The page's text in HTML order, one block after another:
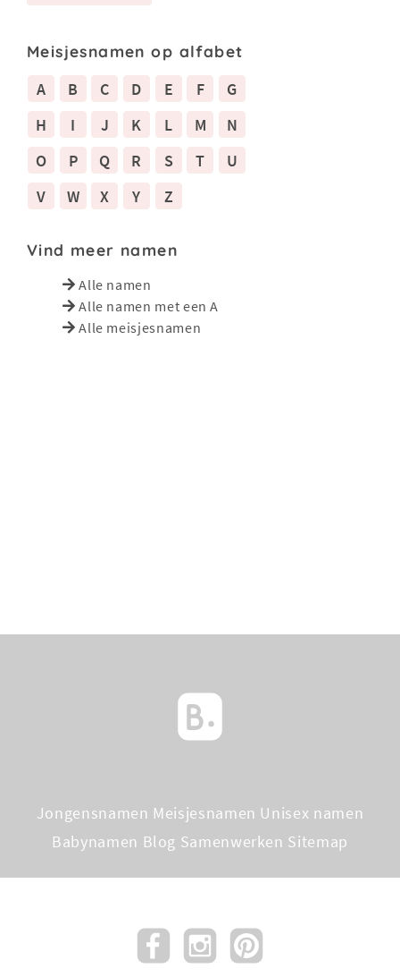
Meisjesnamen op alfabet
A B C D E F
G
H
I J K L M
N
O
P Q R S T
U
V
W X Y Z
Vind meer namen
Alle namen
Alle namen met een A
Alle meisjesnamen
Jongensnamen Meisjesnamen Unisex namen
Babynamen Blog Samenwerken Sitemap